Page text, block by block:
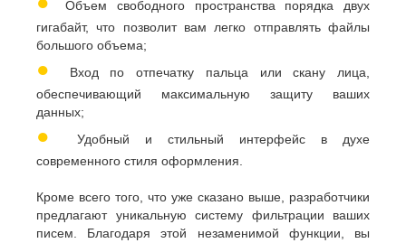
Объем свободного пространства порядка двух
гигабайт, что позволит вам легко отправлять файлы
большого объема;
●
Вход по отпечатку пальца или скану лица,
обеспечивающий максимальную защиту ваших
данных;
●
Удобный и стильный интерфейс в духе
современного стиля оформления.
Кроме всего того, что уже сказано выше, разработчики
предлагают уникальную систему фильтрации ваших
писем. Благодаря этой незаменимой функции, вы